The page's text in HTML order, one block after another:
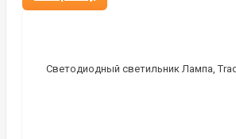
Светодиодный светильник Лампа,